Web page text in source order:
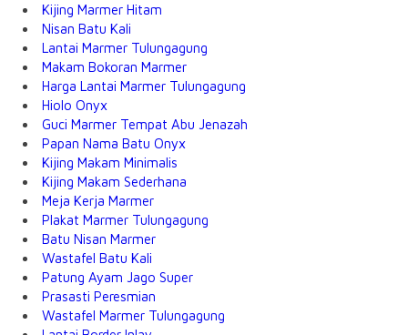
Kijing Marmer Hitam
Nisan Batu Kali
Lantai Marmer Tulungagung
Makam Bokoran Marmer
Harga Lantai Marmer Tulungagung
Hiolo Onyx
Guci Marmer Tempat Abu Jenazah
Papan Nama Batu Onyx
Kijing Makam Minimalis
Kijing Makam Sederhana
Meja Kerja Marmer
Plakat Marmer Tulungagung
Batu Nisan Marmer
Wastafel Batu Kali
Patung Ayam Jago Super
Prasasti Peresmian
Wastafel Marmer Tulungagung